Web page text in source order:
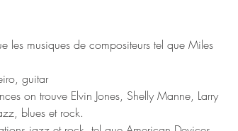
les musiques de compositeurs tel que Miles
guitar
on trouve Elvin Jones, Shelly Manne, Larry
blues et rock.